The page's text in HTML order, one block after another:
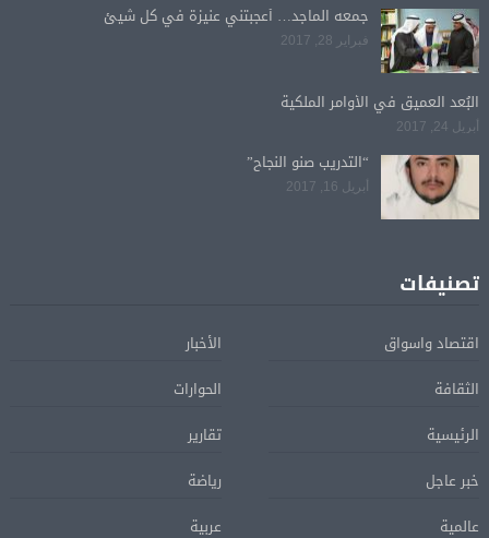
جمعه الماجد… أعجبتني عنيزة في كل شيئ
فبراير 28, 2017
البُعد العميق في الأوامر الملكية
أبريل 24, 2017
“التدريب صنو النجاح”
أبريل 16, 2017
تصنيفات
اقتصاد واسواق
الأخبار
الثقافة
الحوارات
الرئيسية
تقارير
خبر عاجل
رياضة
عالمية
عربية